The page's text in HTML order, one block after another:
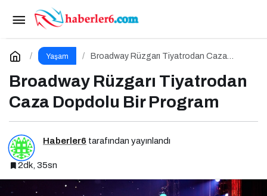
Yaşam
Broadway Rüzgarı Tiyatrodan Caza
Broadway Rüzgarı Tiyatrodan
Caza Dopdolu Bir Program
Haberler6 tarafından yayınlandı
2dk, 35sn
Nesli Tükenen Ulukurtlar 12 Bin Yıl Sonra
Hayata Döndürüldü
Yorum Yap